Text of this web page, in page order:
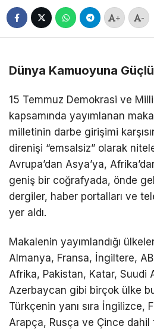
+ -
Dünya Kamuoyuna
15 Temmuz Demokrasi ve
kapsamında yayımlanan
milletinin darbe girişimi
direnişi “emsalsiz” olarak
Avrupa’dan Asya’ya,
geniş bir coğrafyada, önde
dergiler, haber portalları ve
yer aldı.
Makalenin yayımlandığı
Almanya, Fransa, İngiltere,
Afrika, Pakistan, Katar, Suudi
Azerbaycan gibi birçok ülke
Türkçenin yanı sıra İngilizce,
Arapça, Rusça ve Çince dahil